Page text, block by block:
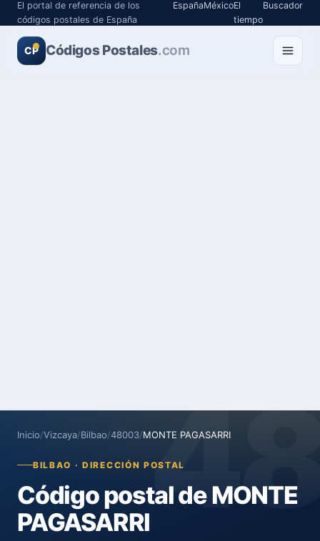
El portal de referencia de los
códigos postales de España
EspañaMéxicoEl
tiempo
Buscador
CP Códigos Postales.com
Inicio/Vizcaya/Bilbao/48003/MONTE PAGASARRI
BILBAO · DIRECCIÓN POSTAL
Código postal de MONTE
PAGASARRI